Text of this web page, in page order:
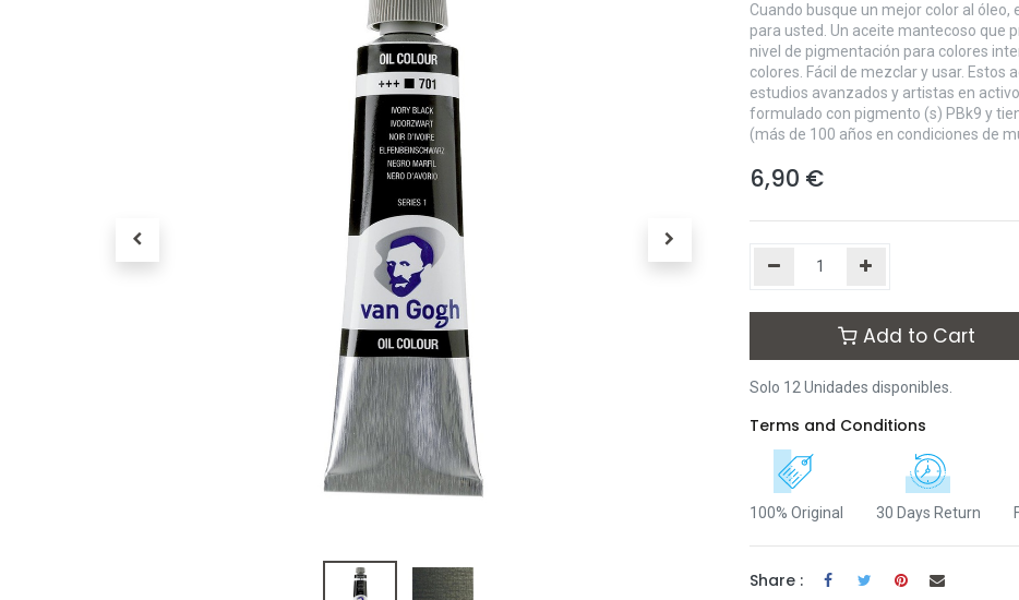
Cuando busque un mejor color al
para usted. Un aceite mantecoso que
nivel de pigmentación para colores
colores. Fácil de mezclar y usar.
estudios avanzados y artistas en
formulado con pigmento (s) PBk9 y
(más de 100 años en condiciones de
6,90 €
Add to Cart
Solo 12 Unidades disponibles.
Terms and Conditions
100% Original 30 Days Return
Share :